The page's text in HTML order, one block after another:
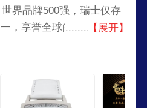
界品牌500强，瑞士仅存
，享誉全球的著名奢侈品
【展开】